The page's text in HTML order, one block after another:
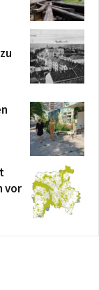
vor